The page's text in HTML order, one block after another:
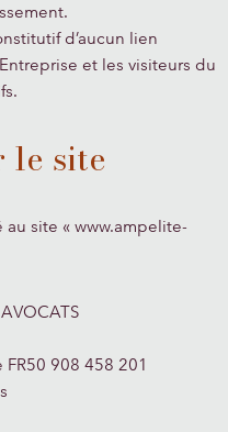
d’aucun lien
et les visiteurs du
le site
site « www.ampelite-
908 458 201